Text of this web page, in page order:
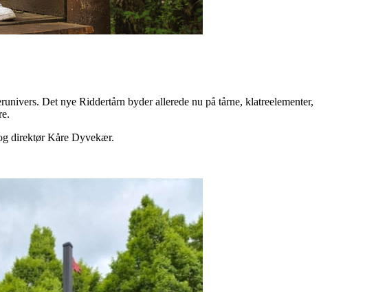
Det nye Riddertårn byder allerede nu på tårne, klatreelementer,
direktør Kåre Dyvekær.